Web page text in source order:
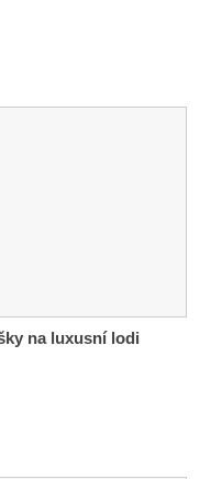
na luxusní lodi